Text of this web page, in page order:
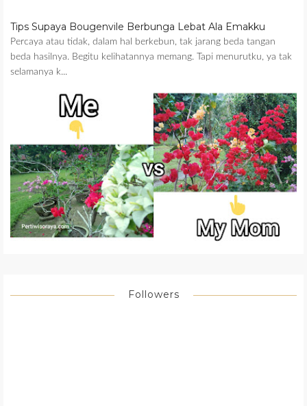
Tips Supaya Bougenvile Berbunga Lebat Ala Emakku
Percaya atau tidak, dalam hal berkebun, tak jarang beda tangan
beda hasilnya. Begitu kelihatannya memang. Tapi menurutku, ya tak
selamanya k...
Followers